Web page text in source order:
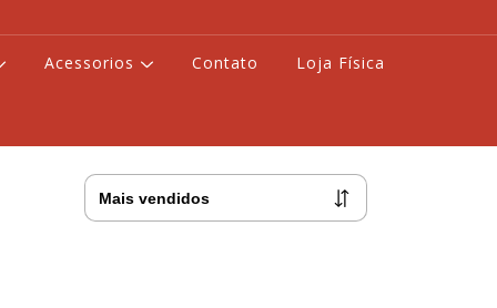
Acessorios Contato Loja Física